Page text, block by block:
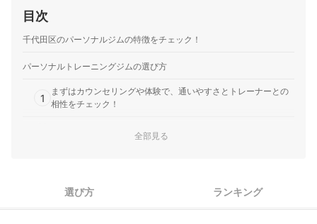
トゥエンティーフォーセブンホールディングス｜
テンションの高いプロの本格的な指導を受けられる。｜【サ
ービスの良かった点】 大宮店に通っていました。1人でトレ
て、トレーナーに教えてもらえるパーソナルにしました。 正
しいフォームでできているか見てもらえたので、安心してト
目次
千代田区のパーソナルジムの特徴をチェック！
パーソナルトレーニングジムの選び方
1
まずはカウンセリングや体験で、通いやすさとトレーナーとの
相性をチェック！
目的や通いたい期間に合わせてプランを選ぼう
手ぶらで通いたい人は、レンタル品や設備が豊富なジムが便利
全部見る
選び方 ランキング